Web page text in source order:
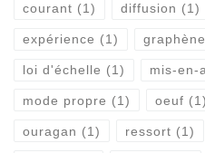
courant (1) diffusion (1)
expérience (1) graphène
loi d'échelle (1) mis-en-
mode propre (1) oeuf (1)
ouragan (1) ressort (1)